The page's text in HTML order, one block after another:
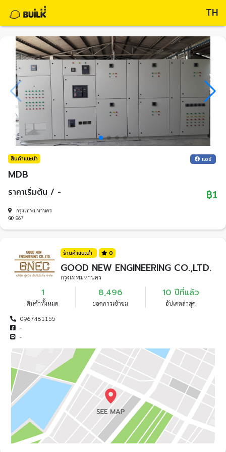
TH
สินค้าแนะนำ แชร์
MDB
ราคาเริ่มต้น / - ฿1
กรุงเทพมหานคร
867
ร้านค้าแนะนำ 0
GOOD NEW ENGINEERING CO.,LTD.
กรุงเทพมหานคร
1
สินค้าทั้งหมด
8,496
ยอดการเข้าชม
10 ปีที่แล้ว
อัปเดตล่าสุด
0967481155
-
-